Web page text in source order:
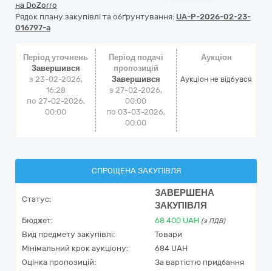
на DoZorro
Рядок плану закупівлі та обґрунтування: UA-P-2026-02-23-
016797-a
Період уточнень
Завершився
з 23-02-2026,
16:28
по 27-02-2026,
00:00
Період подачі
пропозицій
Завершився
з 27-02-2026,
00:00
по 03-03-2026,
00:00
Аукціон
Аукціон не відбувся
СПРОЩЕНА ЗАКУПІВЛЯ
Статус:
ЗАВЕРШЕНА
ЗАКУПІВЛЯ
Бюджет: 68 400 UAH (з ПДВ)
Вид предмету закупівлі:
Товари
Мінімальний крок аукціону:
684 UAH
Оцінка пропозицій:
За вартістю придбання